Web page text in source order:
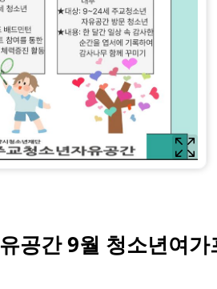
공간 9월 청소년여가